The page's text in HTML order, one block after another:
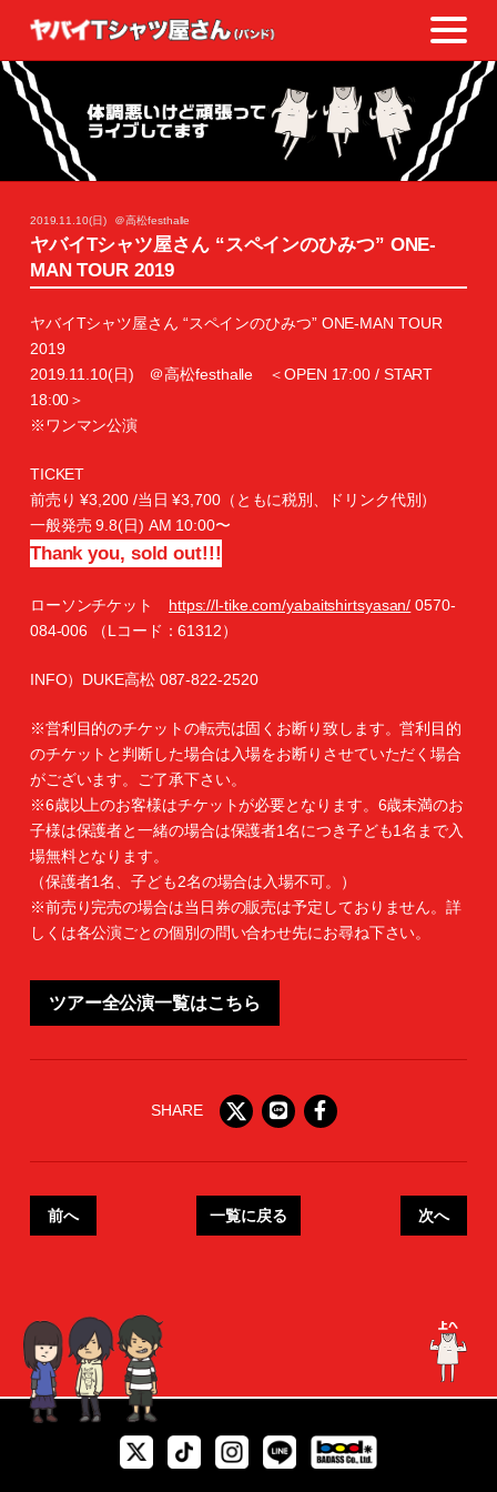
2019.11.10(日) ＠高松festhalle
ヤバイTシャツ屋さん “スペインのひみつ” ONE-
MAN TOUR 2019
ヤバイTシャツ屋さん “スペインのひみつ” ONE-MAN TOUR
2019
2019.11.10(日) ＠高松festhalle ＜OPEN 17:00 / START
18:00＞
※ワンマン公演
TICKET
前売り ¥3,200 /当日 ¥3,700（ともに税別、ドリンク代別）
一般発売 9.8(日) AM 10:00〜
Thank you, sold out!!!
ローソンチケット https://l-tike.com/yabaitshirtsyasan/ 0570-
084-006 （Lコード：61312）
INFO）DUKE高松 087-822-2520
※営利目的のチケットの転売は固くお断り致します。営利目的
のチケットと判断した場合は入場をお断りさせていただく場合
がございます。ご了承下さい。
※6歳以上のお客様はチケットが必要となります。6歳未満のお
子様は保護者と一緒の場合は保護者1名につき子ども1名まで入
場無料となります。
（保護者1名、子ども2名の場合は入場不可。）
※前売り完売の場合は当日券の販売は予定しておりません。詳
しくは各公演ごとの個別の問い合わせ先にお尋ね下さい。
ツアー全公演一覧はこちら
SHARE
前へ 一覧に戻る 次へ